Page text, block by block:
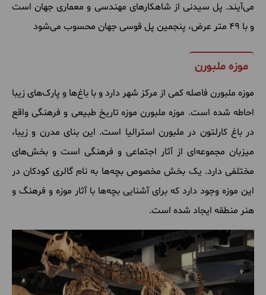
میآیند. پل سیدنی از شاهکارهای مهندسی و معماری جهان است
و با ۴۹ متر عرض، پنجمین پل قوسیجهان محسوب میشود
موزه ملبورن
موزه ملبورن فاصله کمی از مرکز شهر دارد و با باغها و پارکهای زیبا
احاطه شده است. موزه ملبورن موزه تاریخ طبیعی و فرهنگی واقع
در باغ کارلتون در ملبورن استرالیا است. این بنای مدرن و زیبا،
میزبان مجموعهای از آثار اجتماعی و فرهنگی است و بخشهای
مختلفی دارد. یک بخش مخصوص بچهها به نام گالری کودکان در
این موزه وجود دارد که برای آشنایی بچهها با آثار موزه و فرهنگ و
هنر منطقه ایجاد شده است.